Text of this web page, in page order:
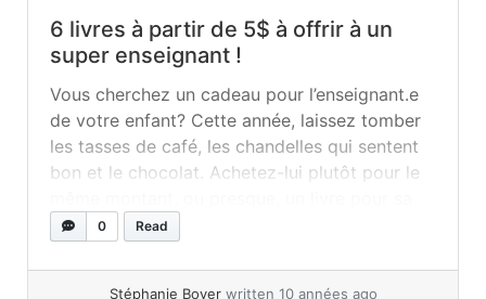
6 livres à partir de 5$ à offrir à un
super enseignant !
Vous cherchez un cadeau pour l’enseignant.e
de votre enfant? Cette année, laissez tomber
les tasses de café, les chandelles qui sentent
bon et le chocolat. Achetez-lui plutôt pour le
bibliothèque de classe. Voici 6 suggestions
la sixième année, et pour tous... »read more
0 Read
Stéphanie Boyer written 10 années ago